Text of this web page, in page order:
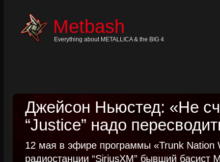
Metbash
Everything about METALLICA & the BIG 4
Джейсон Ньюстед: «Не
“Justice” надо
12 мая в эфире программы «Trunk Nation
радиостанции “SiriusXM” бывший басист